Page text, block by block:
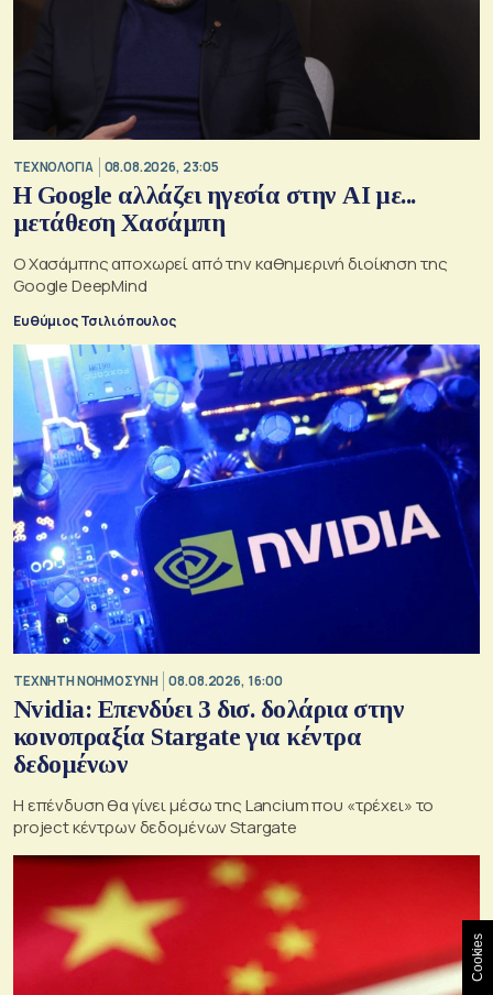
ΤΕΧΝΟΛΟΓΙΑ 08.08.2026, 23:05
Η Google αλλάζει ηγεσία στην AI με...
μετάθεση Χασάμπη
Ο Χασάμπης αποχωρεί από την καθημερινή διοίκηση της
Google DeepMind
Ευθύμιος Τσιλιόπουλος
TΕΧΝΗΤΗ ΝΟΗΜΟΣΥΝΗ 08.08.2026, 16:00
Nvidia: Επενδύει 3 δισ. δολάρια στην
κοινοπραξία Stargate για κέντρα
δεδομένων
Η επένδυση θα γίνει μέσω της Lancium που «τρέχει» το
project κέντρων δεδομένων Stargate
Cookies